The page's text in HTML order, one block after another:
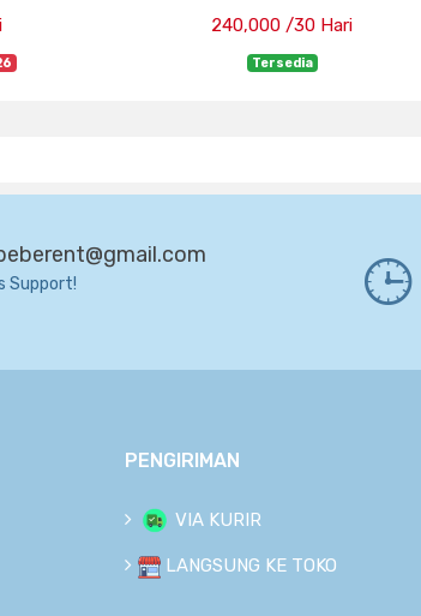
240,000 /30 Hari
Tersedia
Support!
PENGIRIMAN
VIA KURIR
LANGSUNG KE TOKO